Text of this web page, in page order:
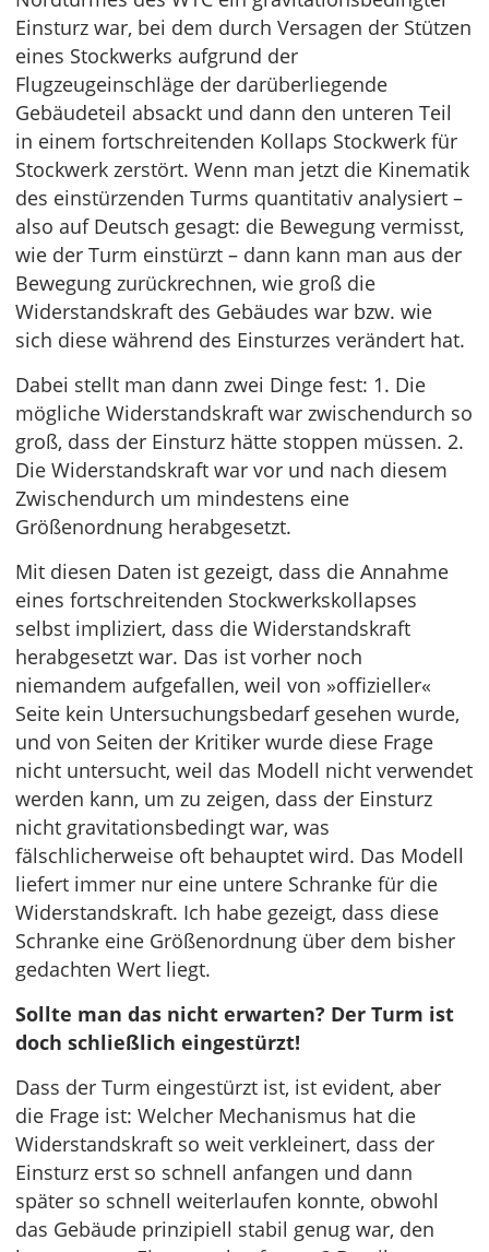
Einsturz war, bei dem durch Versagen der Stützen
eines Stockwerks aufgrund der
Flugzeugeinschläge der darüberliegende
Gebäudeteil absackt und dann den unteren Teil
in einem fortschreitenden Kollaps Stockwerk für
Stockwerk zerstört. Wenn man jetzt die Kinematik
des einstürzenden Turms quantitativ analysiert –
also auf Deutsch gesagt: die Bewegung vermisst,
wie der Turm einstürzt – dann kann man aus der
Bewegung zurückrechnen, wie groß die
Widerstandskraft des Gebäudes war bzw. wie
sich diese während des Einsturzes verändert hat.
Dabei stellt man dann zwei Dinge fest: 1. Die
mögliche Widerstandskraft war zwischendurch so
groß, dass der Einsturz hätte stoppen müssen. 2.
Die Widerstandskraft war vor und nach diesem
Zwischendurch um mindestens eine
Größenordnung herabgesetzt.
Mit diesen Daten ist gezeigt, dass die Annahme
eines fortschreitenden Stockwerkskollapses
selbst impliziert, dass die Widerstandskraft
herabgesetzt war. Das ist vorher noch
niemandem aufgefallen, weil von »offizieller«
Seite kein Untersuchungsbedarf gesehen wurde,
und von Seiten der Kritiker wurde diese Frage
nicht untersucht, weil das Modell nicht verwendet
werden kann, um zu zeigen, dass der Einsturz
nicht gravitationsbedingt war, was
fälschlicherweise oft behauptet wird. Das Modell
liefert immer nur eine untere Schranke für die
Widerstandskraft. Ich habe gezeigt, dass diese
Schranke eine Größenordnung über dem bisher
gedachten Wert liegt.
Sollte man das nicht erwarten? Der Turm ist
doch schließlich eingestürzt!
Dass der Turm eingestürzt ist, ist evident, aber
die Frage ist: Welcher Mechanismus hat die
Widerstandskraft so weit verkleinert, dass der
Einsturz erst so schnell anfangen und dann
später so schnell weiterlaufen konnte, obwohl
das Gebäude prinzipiell stabil genug war, den